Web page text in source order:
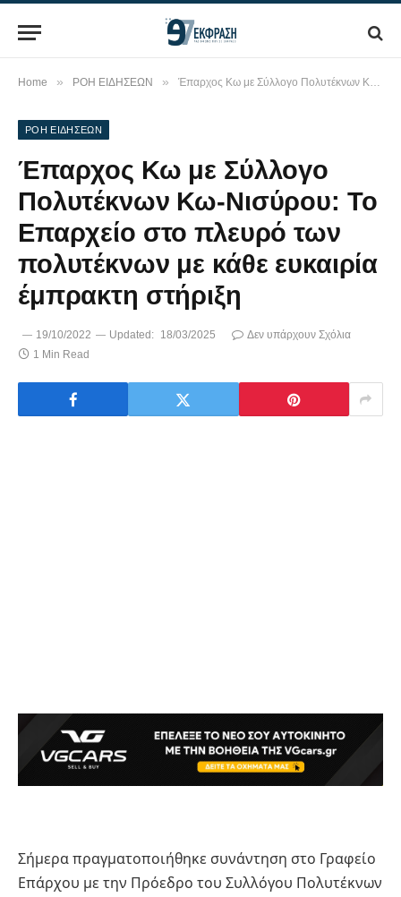
Home » ΡΟΗ ΕΙΔΗΣΕΩΝ » Έπαρχος Κω με Σύλλογο Πολυτέκνων Κω-Νισύρου: Το Επαρχείο στο πλευρό των πολυτέκνων με κάθε ευκαιρία έμπρακτη στήριξη
ΡΟΗ ΕΙΔΗΣΕΩΝ
Έπαρχος Κω με Σύλλογο
Πολυτέκνων Κω-Νισύρου: Το
Επαρχείο στο πλευρό των
πολυτέκνων με κάθε ευκαιρία
έμπρακτη στήριξη
19/10/2022 Updated: 18/03/2025
Δεν υπάρχουν Σχόλια
1 Min Read
Σήμερα πραγματοποιήθηκε συνάντηση στο Γραφείο
Επάρχου με την Πρόεδρο του Συλλόγου Πολυτέκνων